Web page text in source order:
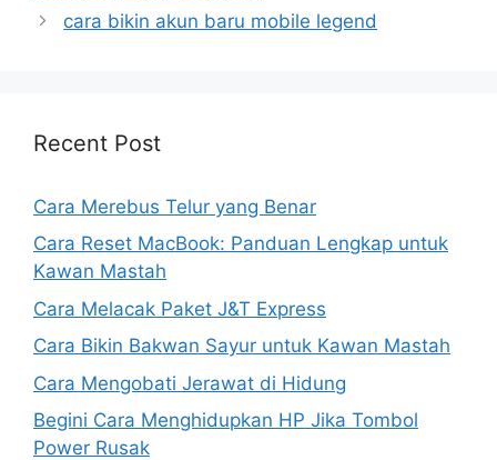
cara bikin akun baru mobile legend
Recent Post
Cara Merebus Telur yang Benar
Cara Reset MacBook: Panduan Lengkap untuk
Kawan Mastah
Cara Melacak Paket J&T Express
Cara Bikin Bakwan Sayur untuk Kawan Mastah
Cara Mengobati Jerawat di Hidung
Begini Cara Menghidupkan HP Jika Tombol
Power Rusak